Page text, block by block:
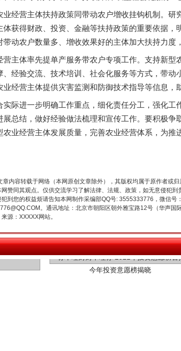
营主体扶持政策同带动农户增收挂钩机制。研
获得财政、投资、金融等扶持政策的重要依据
动农户数量多、增收效果好的主体加大扶持力度
体率先提单产服务带农户专项工作。支持新型
经验交流、技术培训、社会化服务等方式，带
经营主体提供灾害监测和防御技术指导等信息，
进一步明确工作重点，细化责任分工，强化工
总结，做好经验做法梳理和宣传工作。要积极
业经营主体发展质量，完善农业经营体系，为推
章内容转载于网络（本网原创文章除外），其版权均属于原作者或
赞同其观点。仅供交流学习了解法律、法规、政策，如无意侵犯
到您的权益烦请告知本网制作采编部QQ号: 3555333776，微信
。通讯地址：北京市朝阳区朝外雅宝路12号（华声国
源：XXXXX网站。
谢谢有你温暖了四季